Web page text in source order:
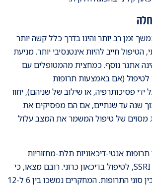
זמן רב יותר והינו בדרך כלל קשה יותר
חייב להיות אינטנסיבי יותר. מניעת
אתגר נוסף. כמחצית מהמטופלים עם
לטיפול (אם באמצעות תרופות
ידי פסיכותרפיה, או שילוב של שניהם), יחוו
שנה עד שנתיים, אם הם מפסיקים את
מסוים של טיפול המשמר את המצב עלול
תרופות אנטי-דיכאוניות תלת-מחזוריות
טריציקליות ותרופות SSRI, לטיפול בדיכאון כרוני. רובם מצאו, כי
אין הבדל משמעותי בין סוגי התרופות. המחקרים נמשכו בין 6 ל-12